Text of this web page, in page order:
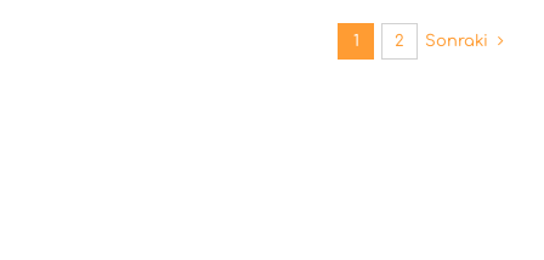
1 2 Sonraki